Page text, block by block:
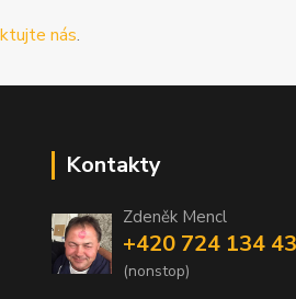
nás.
Kontakty
Zdeněk Mencl
+420 724 134
(nonstop)